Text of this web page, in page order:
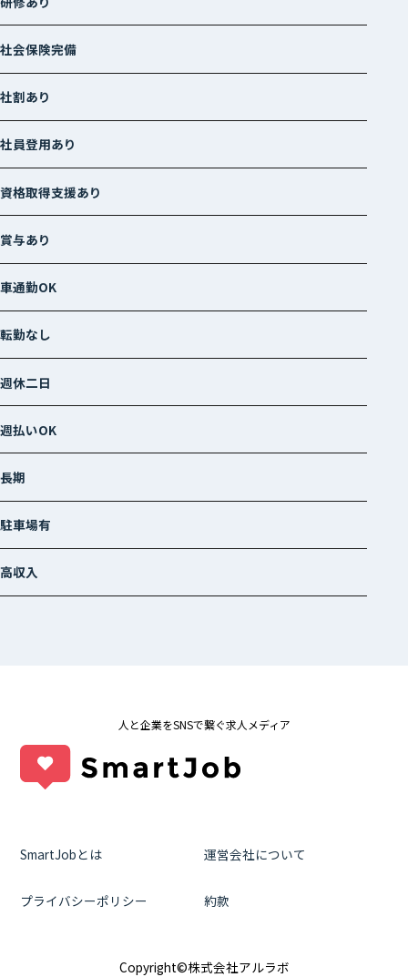
社会保険完備
社割あり
社員登用あり
資格取得支援あり
賞与あり
車通勤OK
転勤なし
週休二日
週払いOK
長期
駐車場有
高収入
人と企業をSNSで繋ぐ求人メディア
SmartJobとは 運営会社について
プライバシーポリシー 約款
Copyright©株式会社アルラボ